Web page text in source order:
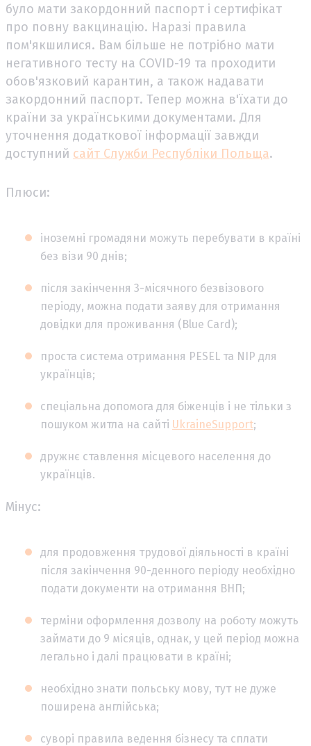
було мати закордонний паспорт і сертифікат
про повну вакцинацію. Наразі правила
пом'якшилися. Вам більше не потрібно мати
негативного тесту на COVID-19 та проходити
обов'язковий карантин, а також надавати
закордонний паспорт. Тепер можна в'їхати до
країни за українськими документами. Для
уточнення додаткової інформації завжди
доступний сайт Служби Республіки Польща.
Плюси:
іноземні громадяни можуть перебувати в країні
без візи 90 днів;
після закінчення 3-місячного безвізового
періоду, можна подати заяву для отримання
довідки для проживання (Blue Card);
проста система отримання PESEL та NIP для
українців;
спеціальна допомога для біженців і не тільки з
пошуком житла на сайті UkraineSupport;
дружнє ставлення місцевого населення до
українців.
Мінус:
для продовження трудової діяльності в країні
після закінчення 90-денного періоду необхідно
подати документи на отримання ВНП;
терміни оформлення дозволу на роботу можуть
займати до 9 місяців, однак, у цей період можна
легально і далі працювати в країні;
необхідно знати польську мову, тут не дуже
поширена англійська;
суворі правила ведення бізнесу та сплати